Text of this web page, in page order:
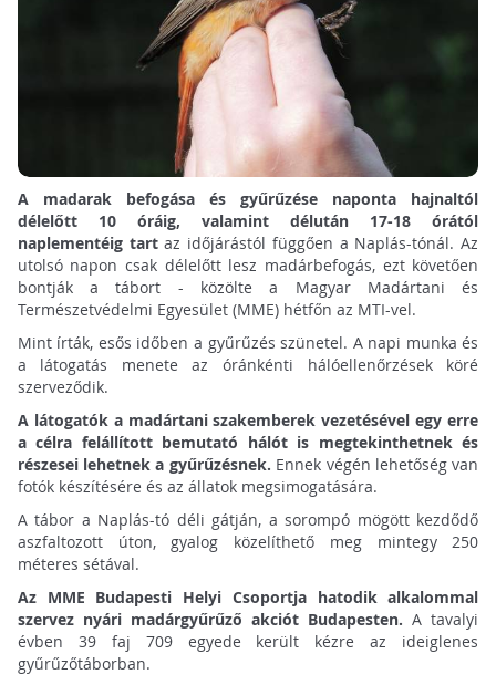
A madarak befogása és gyűrűzése naponta hajnaltól
délelőtt 10 óráig, valamint délután 17-18 órától
naplementéig tartaz időjárástól függően a Naplás-tónál. Az
utolsó napon csak délelőtt lesz madárbefogás, ezt követően
bontják a tábort - közölte a Magyar Madártani és
Természetvédelmi Egyesület (MME) hétfőn az MTI-vel.
Mint írták, esős időben a gyűrűzés szünetel. A napi munka és
a látogatás menete az óránkénti hálóellenőrzések köré
szerveződik.
A látogatók a madártani szakemberek vezetésével egy erre
a célra felállított bemutató hálót is megtekinthetnek és
részesei lehetnek a gyűrűzésnek. Ennek végén lehetőség van
fotók készítésére és az állatok megsimogatására.
A tábor a Naplás-tó déli gátján, a sorompó mögött kezdődő
aszfaltozott úton, gyalog közelíthető meg mintegy 250
méteres sétával.
Az MME Budapesti Helyi Csoportja hatodik alkalommal
szervez nyári madárgyűrűző akciót Budapesten. A tavalyi
évben 39 faj 709 egyede került kézre az ideiglenes
gyűrűzőtáborban.